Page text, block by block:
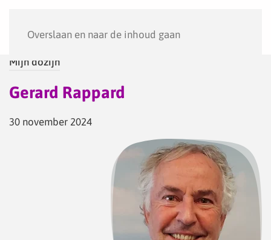
Overslaan en naar de inhoud gaan
Mijn dozijn
Gerard Rappard
30 november 2024